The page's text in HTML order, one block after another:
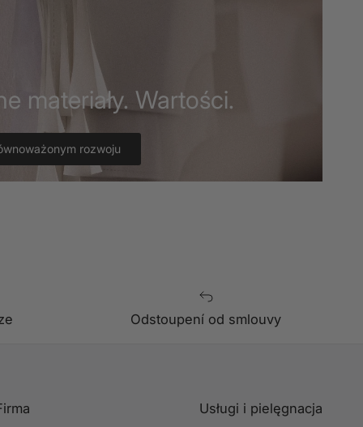
materiały. Wartości.
rozwoju
Odstoupení od smlouvy
Usługi i pielęgnacja